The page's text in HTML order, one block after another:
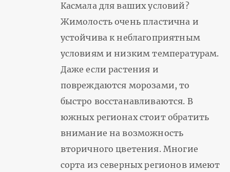
Касмала для ваших условий?
Жимолость очень пластична и
устойчива к неблагоприятным
условиям и низким температурам.
Даже если растения и
повреждаются морозами, то
быстро восстанавливаются. В
южных регионах стоит обратить
внимание на возможность
вторичного цветения. Многие
сорта из северных регионов имеют